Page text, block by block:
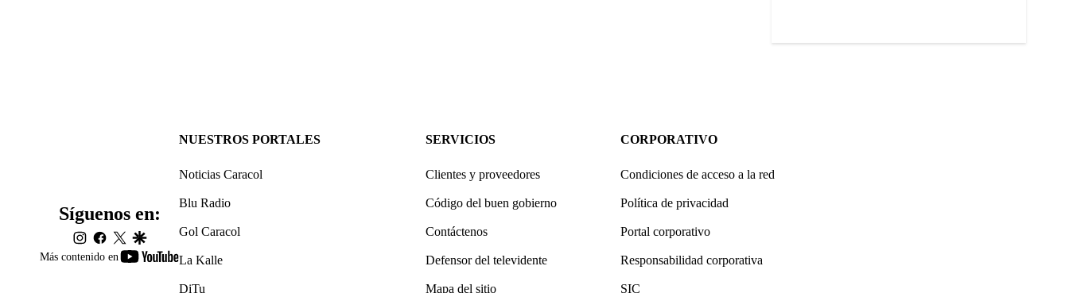
Más contenido en
youtube-
Síguenos en:
instagram
facebook
twittergoogle
NUESTROS PORTALES
Noticias Caracol
Blu Radio
Gol Caracol
La Kalle
DiTu
SERVICIOS
Clientes y proveedores
Código del buen gobierno
Contáctenos
Defensor del televidente
Mapa del sitio
CORPORATIVO
Condiciones de acceso a la red
Política de privacidad
Portal corporativo
Responsabilidad corporativa
SIC